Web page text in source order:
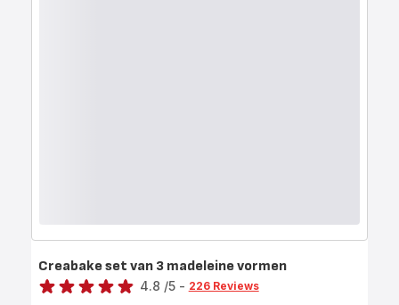
Creabake set van 3 madeleine vormen
Score
4.8 /5 - 226 Reviews